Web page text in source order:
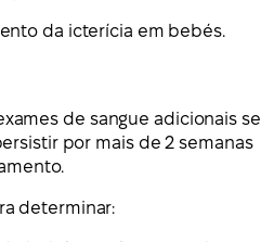
da icterícia em bebés.
de sangue adicionais se
por mais de 2 semanas
determinar: